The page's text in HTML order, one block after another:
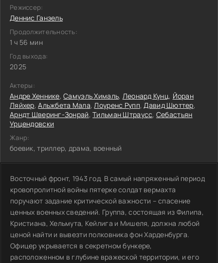
Режиссер:
Деннис Ганзель
Продолжительность:
1 ч 56 мин
Год выхода:
2025
Актеры:
Андре Хеннике,Самуэль Хималь, Леонард Кунц, Йоран
Ляйхер,Альжбета Мала,Лоуренс Рупп,Давид Шюттер,
Арндт Шверинг-Зонрай,Тильман Штраусс, Себастьян
Урцендовски
Жанр:
боевик, триллер, драма, военный
Восточный фронт, 1943 год. В самый напряженный период
кровопролитной войны пятерке солдат вермахта
поручают задание критической важности – спасение
ценных военных сведений. Группа, состоящая из Филипа,
Кристиана, Хельмута, Кейлига и Мишеля, должна любой
ценой найти и вывезти полковника фон Харденбурга.
Офицер укрывается в секретном бункере,
расположенном в глубине вражеской территории, и его